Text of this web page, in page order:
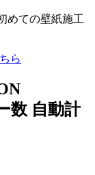
めての壁紙施工
ら
数 自動計